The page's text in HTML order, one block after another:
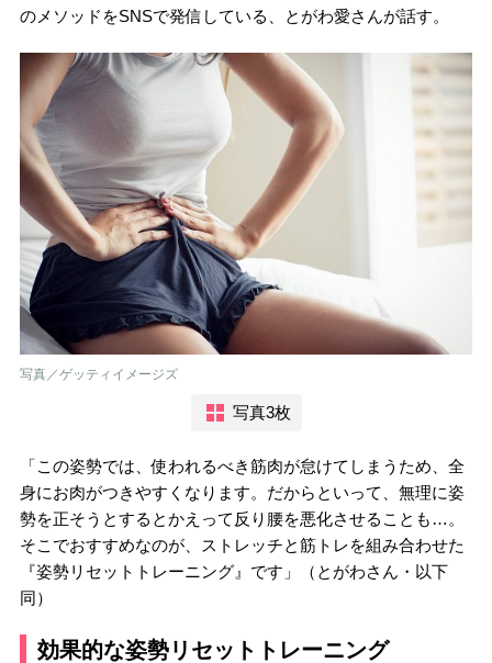
のメソッドをSNSで発信している、とがわ愛さんが話す。
写真／ゲッティイメージズ
写真3枚
「この姿勢では、使われるべき筋肉が怠けてしまうため、全
身にお肉がつきやすくなります。だからといって、無理に姿
勢を正そうとするとかえって反り腰を悪化させることも…。
そこでおすすめなのが、ストレッチと筋トレを組み合わせた
『姿勢リセットトレーニング』です」（とがわさん・以下
同）
効果的な姿勢リセットトレーニング